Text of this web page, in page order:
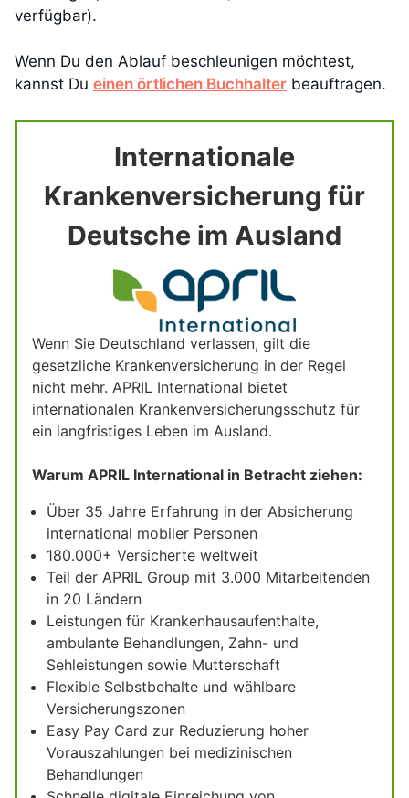
verfügbar).
Wenn Du den Ablauf beschleunigen möchtest,
kannst Du einen örtlichen Buchhalter beauftragen.
Internationale
Krankenversicherung für
Deutsche im Ausland
Wenn Sie Deutschland verlassen, gilt die
gesetzliche Krankenversicherung in der Regel
nicht mehr. APRIL International bietet
internationalen Krankenversicherungsschutz für
ein langfristiges Leben im Ausland.
Warum APRIL International in Betracht ziehen:
Über 35 Jahre Erfahrung in der Absicherung
international mobiler Personen
180.000+ Versicherte weltweit
Teil der APRIL Group mit 3.000 Mitarbeitenden
in 20 Ländern
Leistungen für Krankenhausaufenthalte,
ambulante Behandlungen, Zahn- und
Sehleistungen sowie Mutterschaft
Flexible Selbstbehalte und wählbare
Versicherungszonen
Easy Pay Card zur Reduzierung hoher
Vorauszahlungen bei medizinischen
Behandlungen